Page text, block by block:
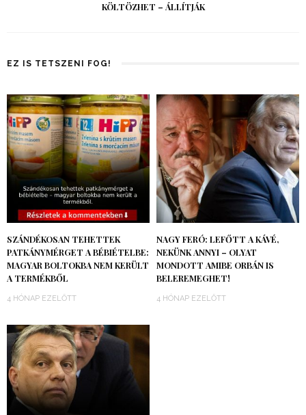
KÖLTÖZHET – ÁLLÍTJÁK
EZ IS TETSZENI FOG!
SZÁNDÉKOSAN TEHETTEK
PATKÁNYMÉRGET A BÉBIÉTELBE:
MAGYAR BOLTOKBA NEM KERÜLT
A TERMÉKBŐL
4 HÓNAP EZELŐTT
NAGY FERÓ: LEFŐTT A KÁVÉ,
NEKÜNK ANNYI – OLYAT
MONDOTT AMIBE ORBÁN IS
BELEREMEGHET!
4 HÓNAP EZELŐTT